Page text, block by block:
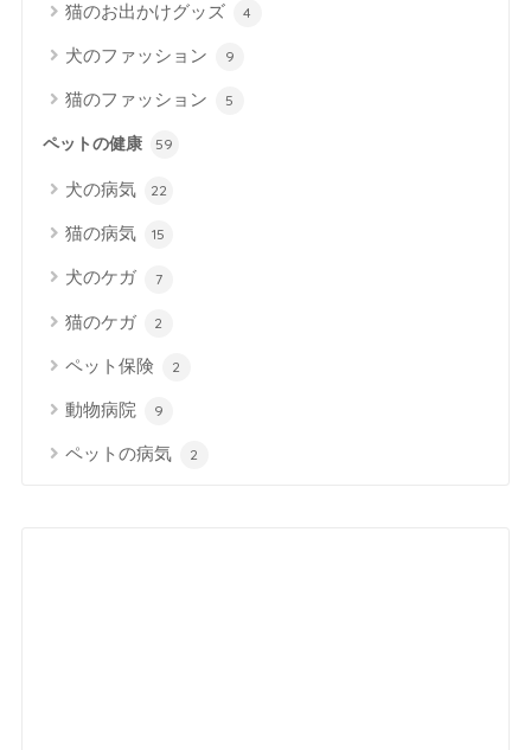
猫のお出かけグッズ 4
犬のファッション 9
猫のファッション 5
ペットの健康 59
犬の病気 22
猫の病気 15
犬のケガ 7
猫のケガ 2
ペット保険 2
動物病院 9
ペットの病気 2